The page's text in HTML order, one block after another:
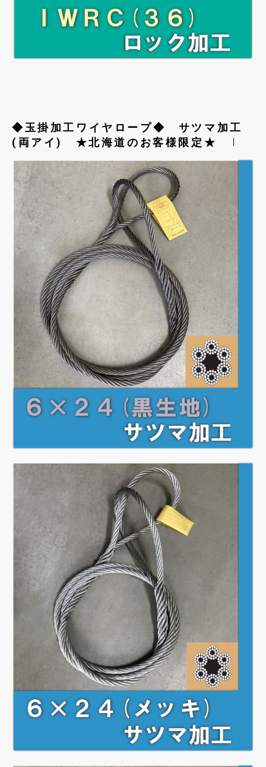
◆玉掛加工ワイヤロープ◆ サツマ加工
(両アイ) ★北海道のお客様限定★